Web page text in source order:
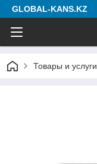
GLOBAL-KANS.KZ
Товары и услуги